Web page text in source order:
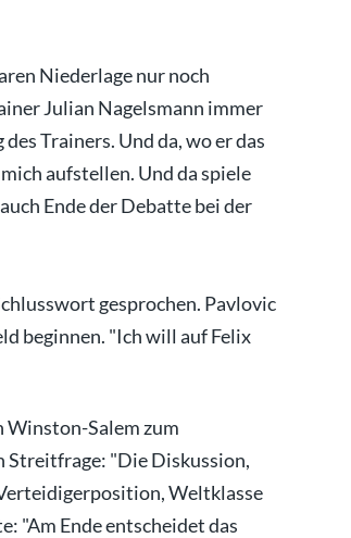
Niederlage nur noch
Julian Nagelsmann immer
Trainers. Und da, wo er das
aufstellen. Und da spiele
Ende der Debatte bei der
gesprochen. Pavlovic
beginnen. "Ich will auf Felix
Winston-Salem zum
Streitfrage: "Die Diskussion,
Weltklasse
"Am Ende entscheidet das